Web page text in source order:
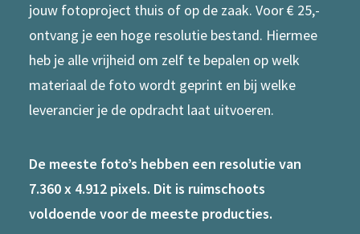
jouw fotoproject thuis of op de zaak. Voor € 25,-
ontvang je een hoge resolutie bestand. Hiermee
heb je alle vrijheid om zelf te bepalen op welk
materiaal de foto wordt geprint en bij welke
leverancier je de opdracht laat uitvoeren.
De meeste foto’s hebben een resolutie van
7.360 x 4.912 pixels. Dit is ruimschoots
voldoende voor de meeste producties.